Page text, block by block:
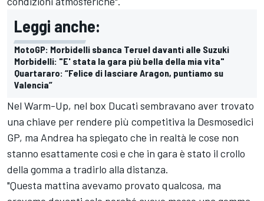
Leggi anche:
MotoGP: Morbidelli sbanca Teruel davanti alle Suzuki
Morbidelli: "E' stata la gara più bella della mia vita"
Quartararo: “Felice di lasciare Aragon, puntiamo su
Valencia”
Nel Warm-Up, nel box Ducati sembravano aver trovato
una chiave per rendere più competitiva la Desmosedici
GP, ma Andrea ha spiegato che in realtà le cose non
stanno esattamente così e che in gara è stato il crollo
della gomma a tradirlo alla distanza.
"Questa mattina avevamo provato qualcosa, ma